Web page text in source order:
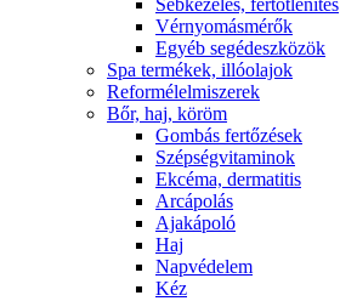
Sebkezelés, fertőtlenítés
Vérnyomásmérők
Egyéb segédeszközök
Spa termékek, illóolajok
Reformélelmiszerek
Bőr, haj, köröm
Gombás fertőzések
Szépségvitaminok
Ekcéma, dermatitis
Arcápolás
Ajakápoló
Haj
Napvédelem
Kéz